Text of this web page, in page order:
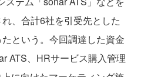
、合計6社を引受先とした
という。今回調達した資金
ATS、HRサービス購入管理